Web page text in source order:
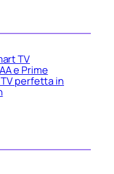
TV
e Prime
perfetta in